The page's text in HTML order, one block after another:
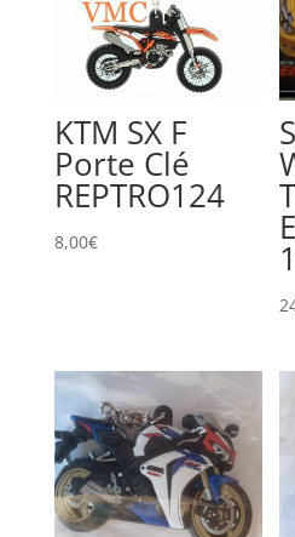
KTM SX F
Porte Clé
REPTRO124
8,00€